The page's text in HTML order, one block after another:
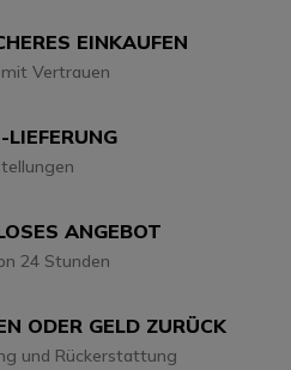
EINKAUFEN
Vertrauen
LIEFERUNG
ANGEBOT
24 Stunden
ODER GELD ZURÜCK
und Rückerstattung